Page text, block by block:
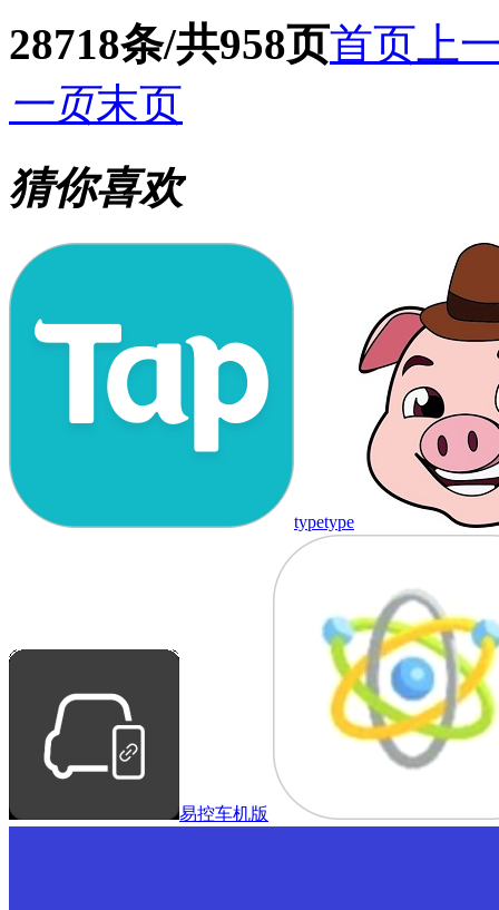
28718条/共958页首页 上
一页末页
猜你喜欢
typetype
易控车机版